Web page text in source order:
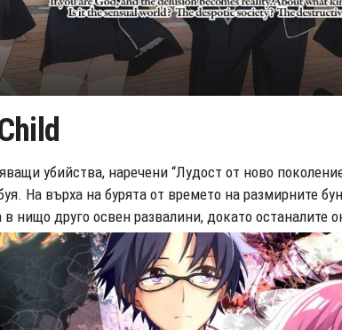
убийства, наречени “Лудост от ново
На върха на бурята от времето на размирните
в нищо друго освен развалини, докато останалите